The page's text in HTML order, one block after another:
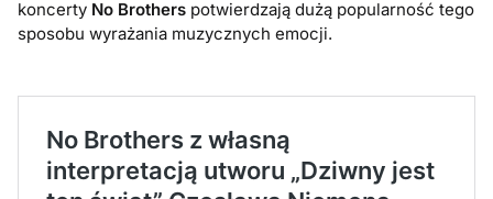
koncerty No Brothers potwierdzają dużą popularność tego
sposobu wyrażania muzycznych emocji.